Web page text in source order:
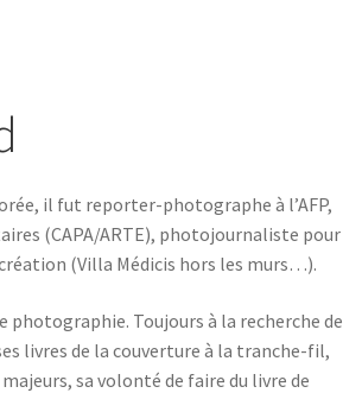
il fut reporter-photographe à l’AFP,
(CAPA/ARTE), photojournaliste pour
création (Villa Médicis hors les murs…).
photographie. Toujours à la recherche de
livres de la couverture à la tranche-fil,
sa volonté de faire du livre de